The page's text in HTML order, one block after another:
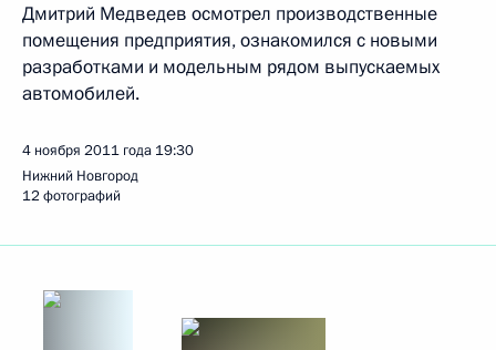
Дмитрий Медведев осмотрел производственные
помещения предприятия, ознакомился с новыми
разработками и модельным рядом выпускаемых
автомобилей.
4 ноября 2011 года 19:30
Нижний Новгород
12 фотографий